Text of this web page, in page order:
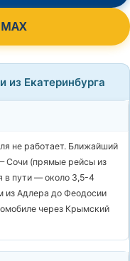
из Екатеринбурга
не работает. Ближайший
Сочи (прямые рейсы из
в пути — около 3,5-4
из Адлера до Феодосии
через Крымский